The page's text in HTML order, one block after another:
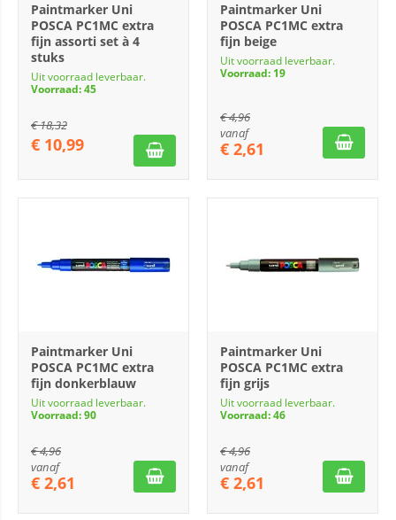
Paintmarker Uni
POSCA PC1MC extra
fijn assorti set à 4
stuks
Uit voorraad leverbaar.
Voorraad: 45
€18,32
€ 10,99
Paintmarker Uni
POSCA PC1MC extra
fijn beige
Uit voorraad leverbaar.
Voorraad: 19
€4,96
vanaf
€ 2,61
Paintmarker Uni
POSCA PC1MC extra
fijn donkerblauw
Uit voorraad leverbaar.
Voorraad: 90
€4,96
vanaf
€ 2,61
Paintmarker Uni
POSCA PC1MC extra
fijn grijs
Uit voorraad leverbaar.
Voorraad: 46
€4,96
vanaf
€ 2,61